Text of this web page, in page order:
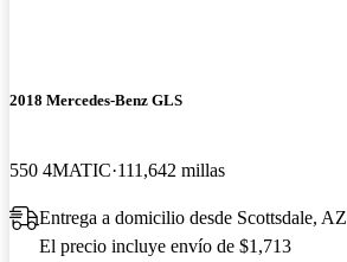
2018 Mercedes-Benz GLS
550 4MATIC 111,642 millas
Entrega a domicilio desde Scottsdale, AZ
El precio incluye envío de $1,713